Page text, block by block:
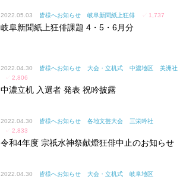
2022.05.03 皆様へお知らせ 岐阜新聞紙上狂俳 ✓ 1,737
岐阜新聞紙上狂俳課題 4・5・6月分
2022.04.30 皆様へお知らせ 大会・立机式 中濃地区
美洲社
✓
2,806
中濃立机 入選者 発表 祝吟披露
2022.04.30 皆様へお知らせ 各地文芸大会
三栄吟社
✓
2,833
令和4年度 宗祇水神祭献燈狂俳中止のお知らせ
2022.04.30 皆様へお知らせ 大会・立机式
岐阜地区